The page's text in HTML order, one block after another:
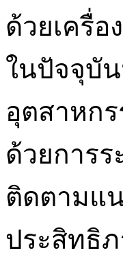
ด้วยเครื่
ในปัจจุบัน
อุตสาหก
ด้วยการ
ติดตามแ
ประสิทธิ